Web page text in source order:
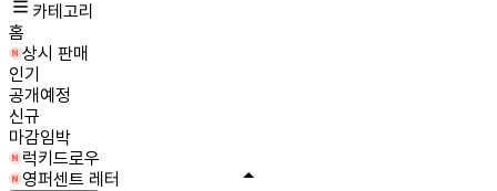
카테고리
홈
상시 판매
인기
공개예정
신규
마감임박
럭키드로우
영퍼센트 레터